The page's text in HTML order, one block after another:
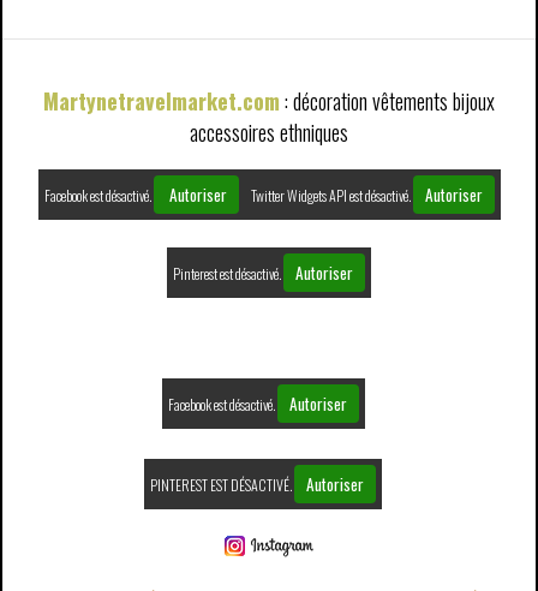
Martynetravelmarket.com: décoration vêtements bijoux
accessoires ethniques
Facebook est désactivé. Autoriser Twitter Widgets API est désactivé. Autoriser
Pinterest est désactivé. Autoriser
Facebook est désactivé. Autoriser
PINTEREST EST DÉSACTIVÉ. Autoriser